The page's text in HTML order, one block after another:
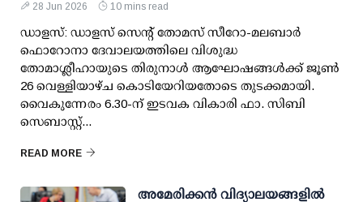
28 Jun 2026 10 mins read
ഡാളസ്: ഡാളസ് സെന്റ് തോമസ് സീറോ-മലബാർ
ഫൊറോനാ ദേവാലയത്തിലെ വിശുദ്ധ
തോമാശ്ലീഹായുടെ തിരുനാൾ ആഘോഷങ്ങൾക്ക് ജൂൺ
26 വെള്ളിയാഴ്ച കൊടിയേറിയതോടെ തുടക്കമായി.
വൈകുന്നേരം 6.30-ന് ഇടവക വികാരി ഫാ. സിബി
സെബാസ്റ്റ്...
READ MORE
അമേരിക്കൻ വിദ്യാലയങ്ങളിൽ